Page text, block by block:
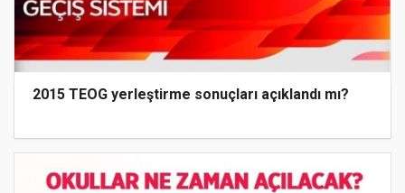
2015 TEOG yerleştirme sonuçları açıklandı mı?